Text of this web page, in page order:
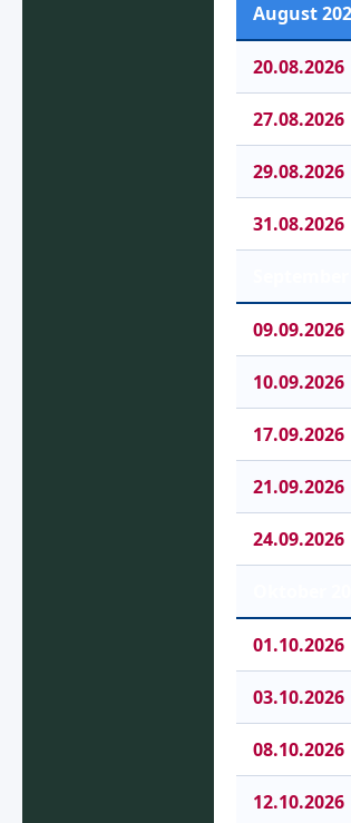
August
20.08.2026
27.08.2026
29.08.2026
31.08.2026
09.09.2026
10.09.2026
17.09.2026
21.09.2026
24.09.2026
01.10.2026
03.10.2026
08.10.2026
12.10.2026